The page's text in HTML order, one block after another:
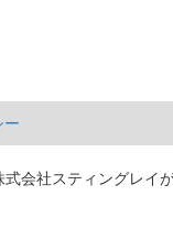
ー
会社スティングレイ